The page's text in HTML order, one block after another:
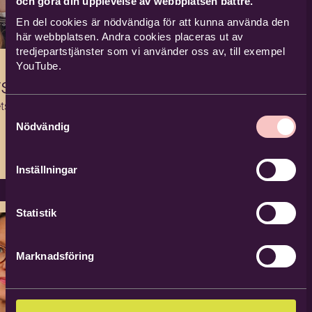
En del cookies är nödvändiga för att kunna använda den
här webbplatsen. Andra cookies placeras ut av
tredjepartstjänster som vi använder oss av, till exempel
YouTube.
Samtyckesval
Nödvändig
Inställningar
Statistik
Marknadsföring